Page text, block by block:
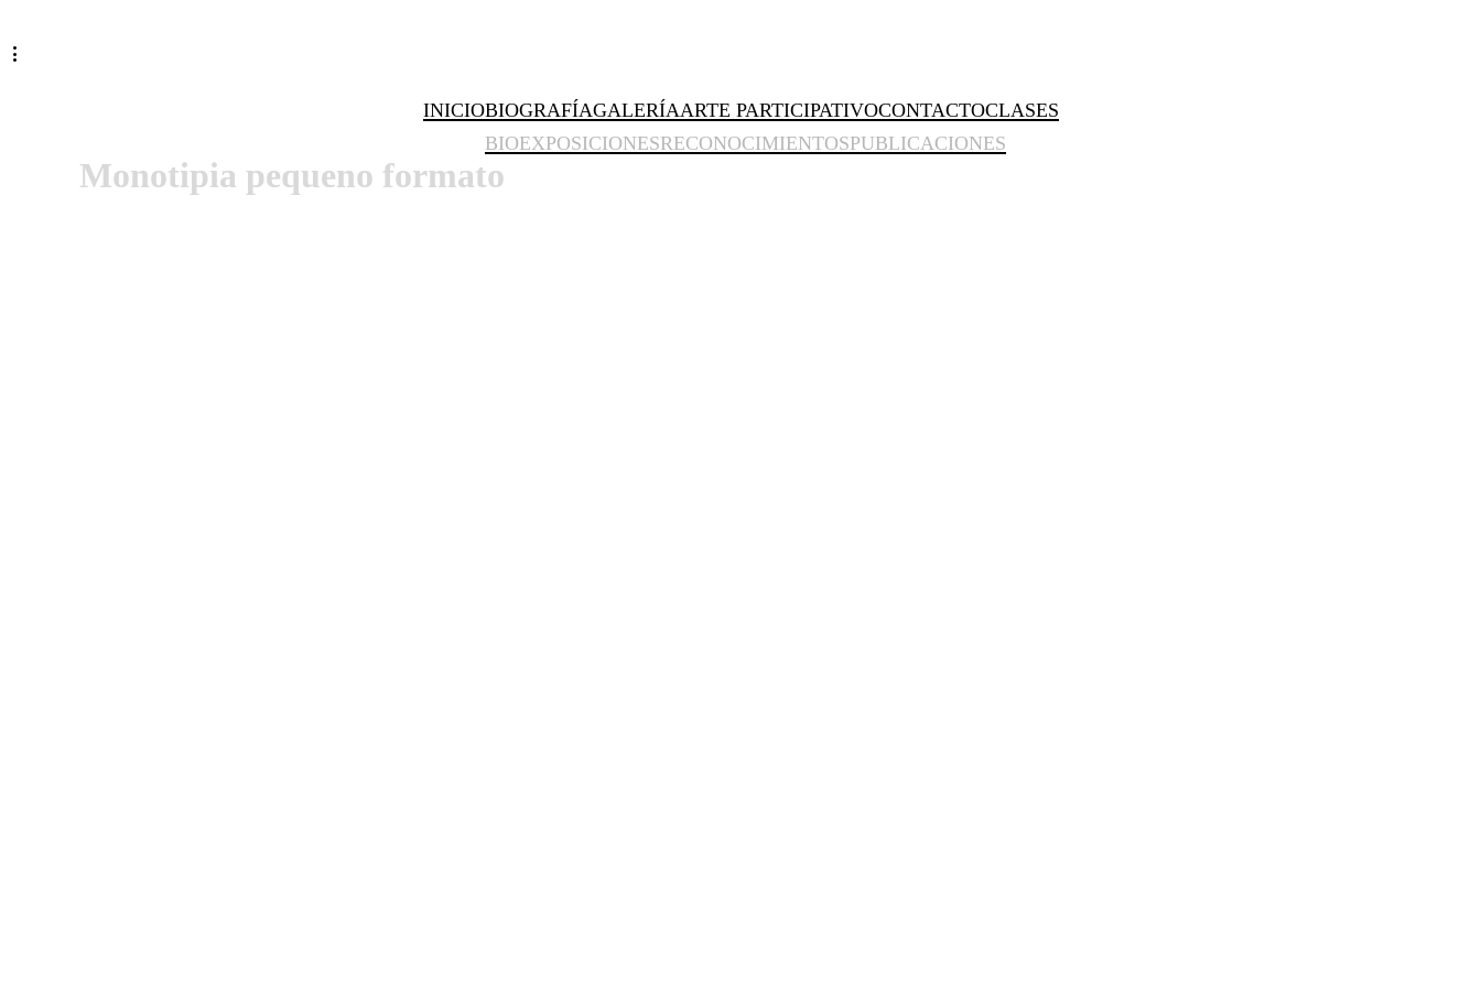
INICIOBIOGRAFÍA
BIOEXPOSICIONESRECONOCIMIENTOSPUBLICACIONES
GALERÍAARTE PARTICIPATIVOCONTACTOCLASES
Monotipia pequeno formato